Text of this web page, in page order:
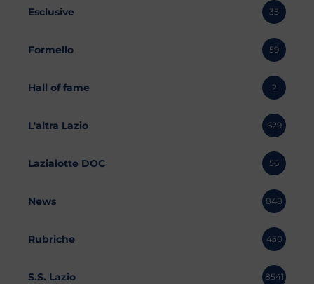
Esclusive 35
Formello 59
Hall of fame 2
L'altra Lazio 629
Lazialotte DOC 56
News 848
Rubriche 430
S.S. Lazio 8541